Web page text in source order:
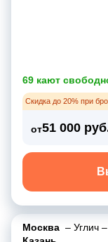
69 кают
Скидка до 20% при
от51 000
Москва – Углич –